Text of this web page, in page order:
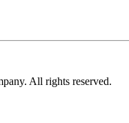
All rights reserved.